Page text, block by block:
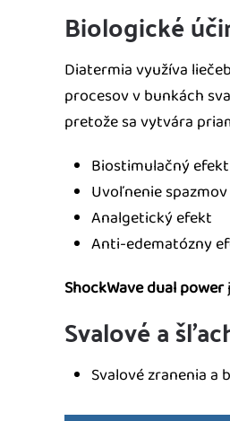
Biologické
Diatermia využíva
procesov v bunkách
pretože sa vytvára
Biostimulačný efekt
Uvoľnenie spazmov
Analgetický efekt
Anti-edematózny
ShockWave dual power
Svalové a
Svalové zranenia a